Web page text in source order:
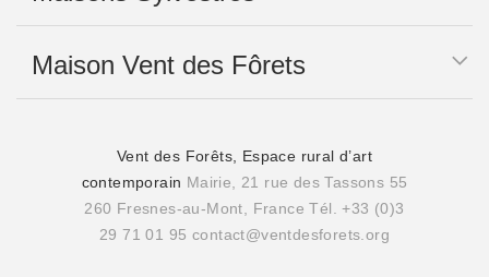
Maison Vent des Fôrets
Vent des Forêts, Espace rural d’art
contemporain Mairie, 21 rue des Tassons 55
260 Fresnes-au-Mont, France Tél. +33 (0)3
29 71 01 95 contact@ventdesforets.org